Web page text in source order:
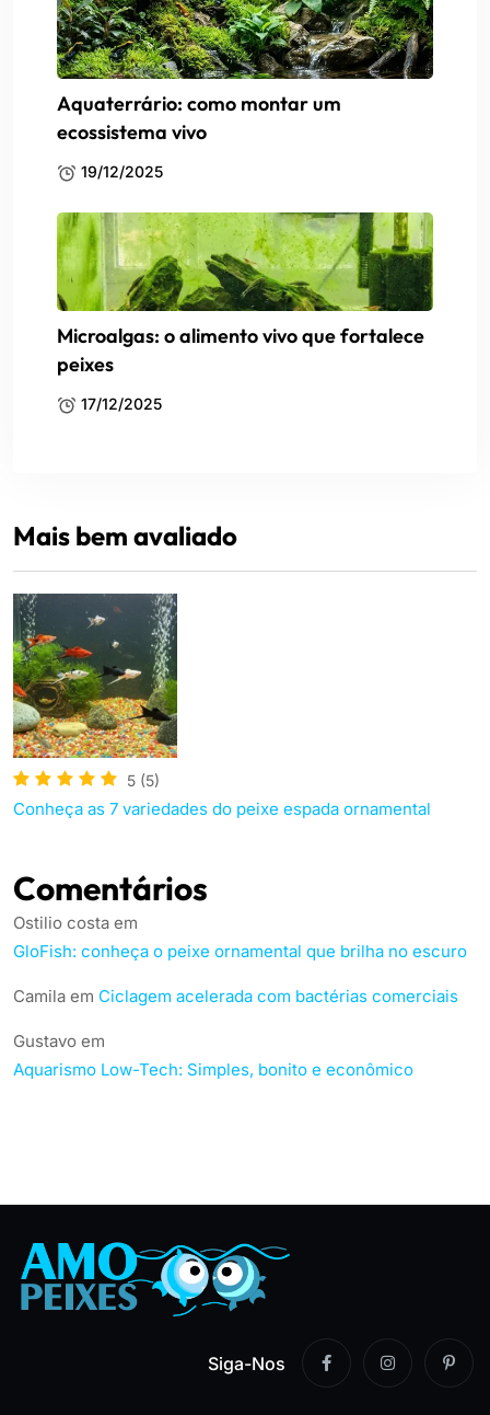
Aquaterrário: como montar um
ecossistema vivo
19/12/2025
Microalgas: o alimento vivo que fortalece
peixes
17/12/2025
Mais bem avaliado
5 (5)
Conheça as 7 variedades do peixe espada ornamental
Comentários
Ostilio costa em
GloFish: conheça o peixe ornamental que brilha no escuro
Camila em Ciclagem acelerada com bactérias comerciais
Gustavo em
Aquarismo Low-Tech: Simples, bonito e econômico
Siga-Nos